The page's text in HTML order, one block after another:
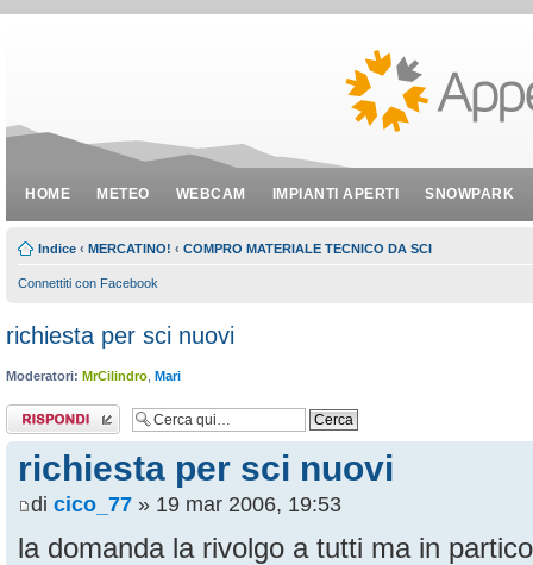
HOME METEO WEBCAM IMPIANTI APERTI SNOWPARK
Indice ‹ MERCATINO! ‹ COMPRO MATERIALE TECNICO DA SCI
Connettiti con Facebook
richiesta per sci nuovi
Moderatori: MrCilindro Mari
Rispondi al
messaggio
richiesta per sci nuovi
di cico_77 » 19 mar 2006, 19:53
la domanda la rivolgo a tutti ma in